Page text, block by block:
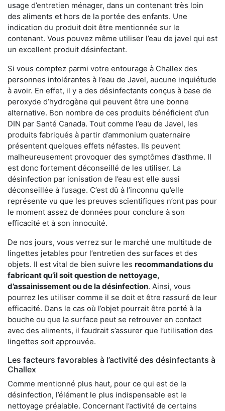
usage d’entretien ménager, dans un contenant très loin
des aliments et hors de la portée des enfants. Une
indication du produit doit être mentionnée sur le
contenant. Vous pouvez même utiliser l’eau de javel qui est
un excellent produit désinfectant.
Si vous comptez parmi votre entourage à Challex des
personnes intolérantes à l’eau de Javel, aucune inquiétude
à avoir. En effet, il y a des désinfectants conçus à base de
peroxyde d’hydrogène qui peuvent être une bonne
alternative. Bon nombre de ces produits bénéficient d’un
DIN par Santé Canada. Tout comme l’eau de Javel, les
produits fabriqués à partir d’ammonium quaternaire
présentent quelques effets néfastes. Ils peuvent
malheureusement provoquer des symptômes d’asthme. Il
est donc fortement déconseillé de les utiliser. La
désinfection par ionisation de l’eau est elle aussi
déconseillée à l’usage. C’est dû à l’inconnu qu’elle
représente vu que les preuves scientifiques n’ont pas pour
le moment assez de données pour conclure à son
efficacité et à son innocuité.
De nos jours, vous verrez sur le marché une multitude de
lingettes jetables pour l’entretien des surfaces et des
objets. Il est vital de bien suivre les recommandations du
fabricant qu’il soit question de nettoyage,
d’assainissement ou de la désinfection. Ainsi, vous
pourrez les utiliser comme il se doit et être rassuré de leur
efficacité. Dans le cas où l’objet pourrait être porté à la
bouche ou que la surface peut se retrouver en contact
avec des aliments, il faudrait s’assurer que l’utilisation des
lingettes soit approuvée.
Les facteurs favorables à l’activité des désinfectants à
Challex
Comme mentionné plus haut, pour ce qui est de la
désinfection, l’élément le plus indispensable est le
nettoyage préalable. Concernant l’activité de certains